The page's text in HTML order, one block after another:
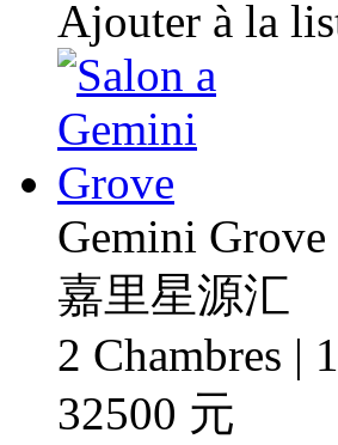
Ajouter à la
Gemini Grove
嘉里星源汇
2 Chambres |
32500 元